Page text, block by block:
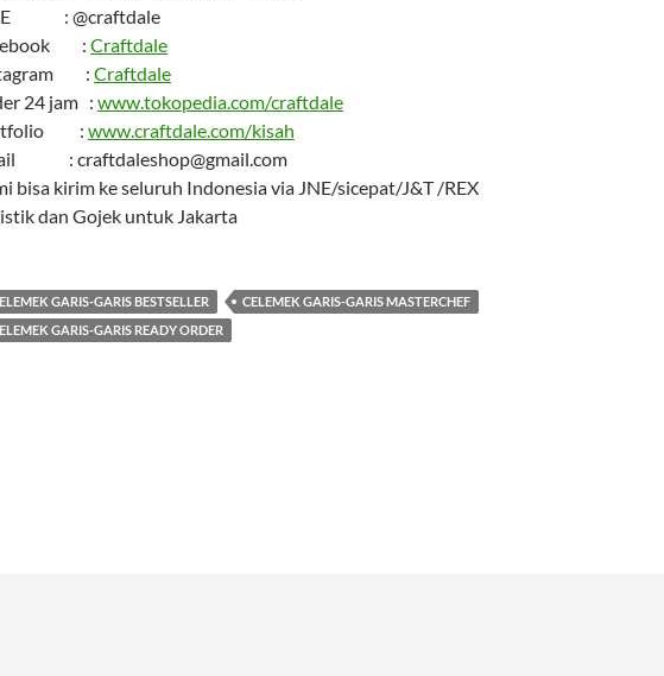
: @craftdale
: Craftdale
: Craftdale
24 jam : www.tokopedia.com/craftdale
: www.craftdale.com/kisah
: craftdaleshop@gmail.com
bisa kirim ke seluruh Indonesia via JNE/sicepat/J&T /REX
dan Gojek untuk Jakarta
GARIS-GARIS BESTSELLER
CELEMEK GARIS-GARIS MASTERCHEF
GARIS-GARIS READY ORDER